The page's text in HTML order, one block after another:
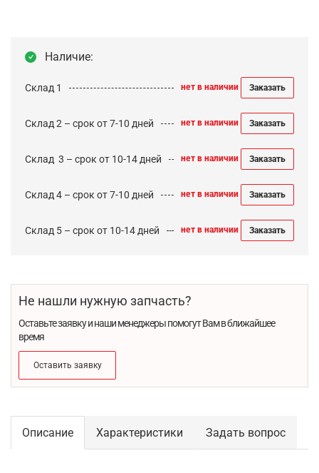
Наличие:
Склад 1 нет в наличии Заказать
Склад 2 – срок от 7-10 дней нет в наличии Заказать
Cклад 3 – срок от 10-14 дней нет в наличии Заказать
Склад 4 – срок от 7-10 дней нет в наличии Заказать
Склад 5 – срок от 10-14 дней нет в наличии Заказать
Не нашли нужную запчасть?
Оставьте заявку и наши менеджеры помогут Вам в ближайшее
время
Оставить заявку
Описание Характеристики Задать вопрос